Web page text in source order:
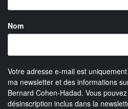
Nom
Votre adresse e-mail est
ma newsletter et des informations
Bernard Cohen-Hadad. Vous
désinscription inclus dans la